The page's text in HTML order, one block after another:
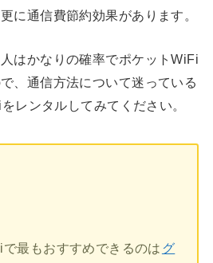
に通信費節約効果があります。
はかなりの確率でポケットWiFi
、通信方法について迷っている
レンタルしてみてください。
最もおすすめできるのは グ